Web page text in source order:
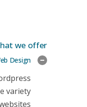
we offer
Design
variety